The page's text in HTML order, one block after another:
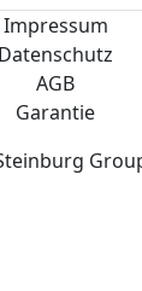
Impressum
Datenschutz
AGB
Garantie